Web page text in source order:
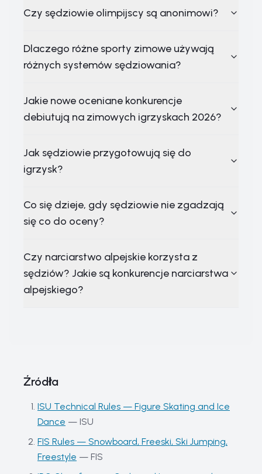
Czy sędziowie olimpijscy są anonimowi?
Dlaczego różne sporty zimowe używają
różnych systemów sędziowania?
Jakie nowe oceniane konkurencje
debiutują na zimowych igrzyskach 2026?
Jak sędziowie przygotowują się do
igrzysk?
Co się dzieje, gdy sędziowie nie zgadzają
się co do oceny?
Czy narciarstwo alpejskie korzysta z
sędziów? Jakie są konkurencje narciarstwa
alpejskiego?
Źródła
ISU Technical Rules — Figure Skating and Ice
Dance — ISU
FIS Rules — Snowboard, Freeski, Ski Jumping,
Freestyle — FIS